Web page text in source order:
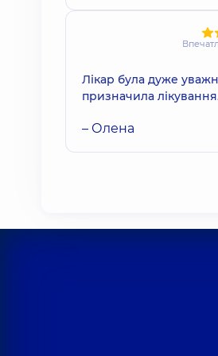
Лікар була дуже
призначила
– Олена